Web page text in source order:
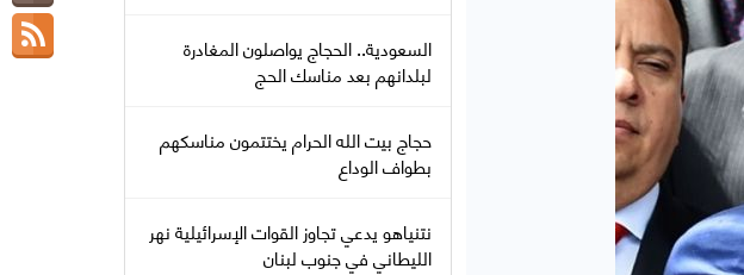
السعودية.. الحجاج يواصلون المغادرة
لبلدانهم بعد مناسك الحج
حجاج بيت الله الحرام يختتمون مناسكهم
بطواف الوداع
نتنياهو يدعي تجاوز القوات الإسرائيلية نهر
الليطاني في جنوب لبنان